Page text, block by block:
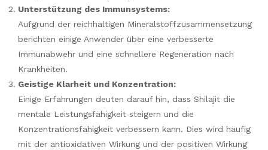
Unterstützung des Immunsystems:
Aufgrund der reichhaltigen Mineralstoffzusammensetzung
berichten einige Anwender über eine verbesserte
Immunabwehr und eine schnellere Regeneration nach
Krankheiten.
Geistige Klarheit und Konzentration:
Einige Erfahrungen deuten darauf hin, dass Shilajit die
mentale Leistungsfähigkeit steigern und die
Konzentrationsfähigkeit verbessern kann. Dies wird häufig
mit der antioxidativen Wirkung und der positiven Wirkung